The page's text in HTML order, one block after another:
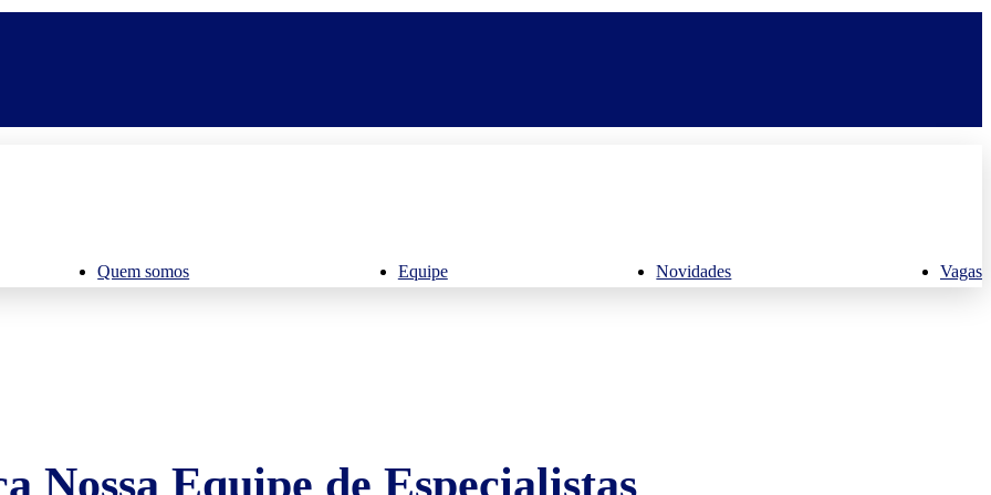
Quem somos Equipe Novidades Vagas
Nossa Equipe de Especialistas